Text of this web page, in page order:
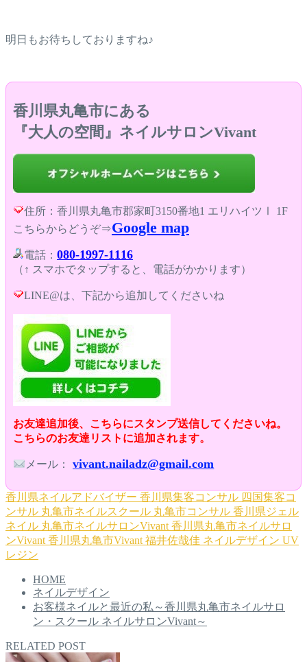
明日もお待ちしておりますね♪
香川県丸亀市にある
『大人の空間』ネイルサロンVivant
住所：香川県丸亀市郡家町3150番地1 エリハイツⅠ 1F
こちらからどうぞ⇒Google map
電話： 080-1997-1116
（↑ スマホでタップすると、電話がかかります）
LINE@は、下記から追加してくださいね
お友達追加後、こちらにスタンプ送信してくださいね。
こちらのお友達リストに追加されます。
メール： vivant.nailadz@gmail.com
香川県ネイルアドバイザー 香川県集客コンサル 四国集客コ
ンサル 丸亀市ネイルスクール 丸亀市コンサル 香川県ジェル
ネイル 丸亀市ネイルサロンVivant 香川県丸亀市ネイルサロ
ンVivant 香川県丸亀市Vivant 福井佐哉佳 ネイルデザイン UV
レジン
HOME
ネイルデザイン
お客様ネイルと最近の私～香川県丸亀市ネイルサロ
ン・スクール ネイルサロンVivant～
RELATED POST